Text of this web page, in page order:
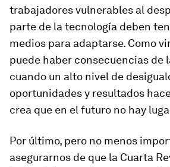
trabajadores vulnerables al
parte de la tecnología deben
medios para adaptarse. Como
puede haber consecuencias de
cuando un alto nivel de
oportunidades y resultados
crea que en el futuro no hay
Por último, pero no menos
asegurarnos de que la Cuarta